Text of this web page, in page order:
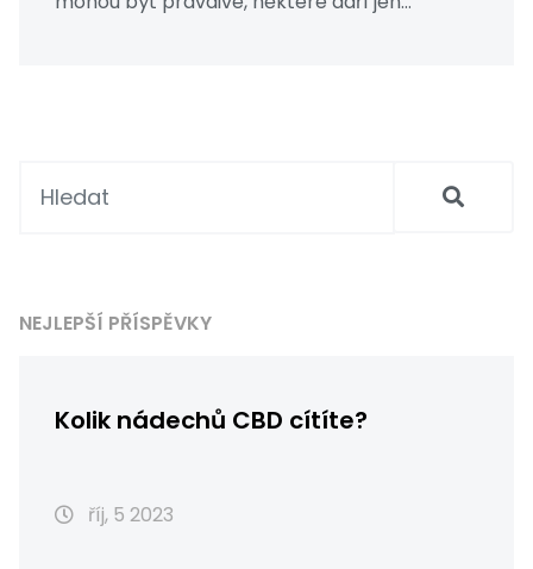
absintu a opiátů.
NEJLEPŠÍ PŘÍSPĚVKY
Kolik nádechů CBD cítíte?
říj, 5 2023